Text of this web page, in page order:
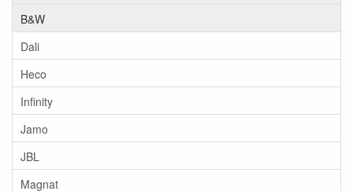
B&W
Dali
Heco
Infinity
Jamo
JBL
Magnat